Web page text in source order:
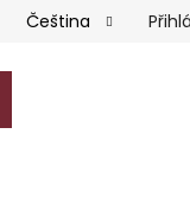
Čeština